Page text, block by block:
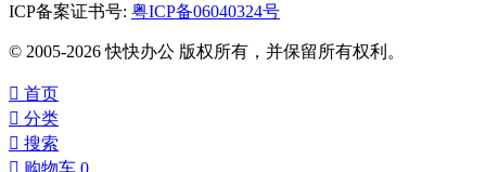
ICP备案证书号: 粤ICP备06040324号
© 2005-2026 快快办公 版权所有，并保留所有权利。
 首页
 分类
 搜索
 购物车 0